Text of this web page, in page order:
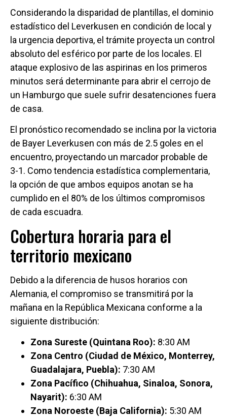
Considerando la disparidad de plantillas, el dominio
estadístico del Leverkusen en condición de local y
la urgencia deportiva, el trámite proyecta un control
absoluto del esférico por parte de los locales. El
ataque explosivo de las aspirinas en los primeros
minutos será determinante para abrir el cerrojo de
un Hamburgo que suele sufrir desatenciones fuera
de casa.
El pronóstico recomendado se inclina por la victoria
de Bayer Leverkusen con más de 2.5 goles en el
encuentro, proyectando un marcador probable de
3-1. Como tendencia estadística complementaria,
la opción de que ambos equipos anotan se ha
cumplido en el 80% de los últimos compromisos
de cada escuadra.
Cobertura horaria para el
territorio mexicano
Debido a la diferencia de husos horarios con
Alemania, el compromiso se transmitirá por la
mañana en la República Mexicana conforme a la
siguiente distribución:
Zona Sureste (Quintana Roo): 8:30 AM
Zona Centro (Ciudad de México, Monterrey,
Guadalajara, Puebla): 7:30 AM
Zona Pacífico (Chihuahua, Sinaloa, Sonora,
Nayarit): 6:30 AM
Zona Noroeste (Baja California): 5:30 AM